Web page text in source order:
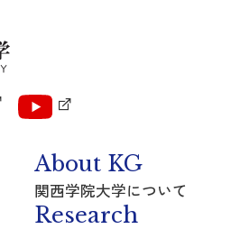
About KG
関西学院大学について
Research